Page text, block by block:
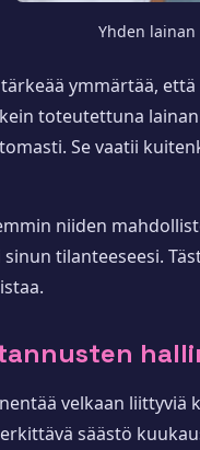
Yhden
ymmärtää,
toteutettuna
Se vaatii
niiden
tilanteeseesi.
velkaan
säästö